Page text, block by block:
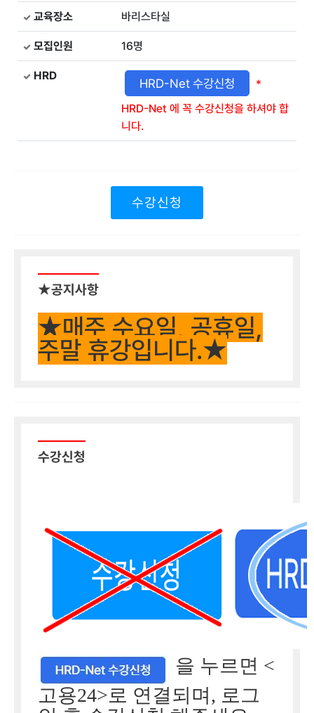
교육장소 바리스타실
모집인원 16명
HRD
HRD-Net 수강신청
*
HRD-Net 에 꼭 수강신청을 하셔야 합
니다.
수강신청
★공지사항
★매주 수요일, 공휴일,
주말 휴강입니다.★
수강신청
을 누르면 <
고용24>로 연결되며, 로그